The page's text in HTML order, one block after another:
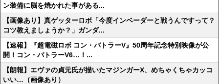
ン装備に脳を焼かれた事がある...
【画像あり】真ゲッターロボ「今度インベーダーと戦うんですって？
コツ教えましょうか？」ガンダ...
【速報】『超電磁ロボ コン・バトラーV』50周年記念特別映像が公
開！コン・バトラーV6…！...
【朗報】エヴァの貞元氏が描いたマジンガーX、めちゃくちゃカッコ
いい…（画像あり）